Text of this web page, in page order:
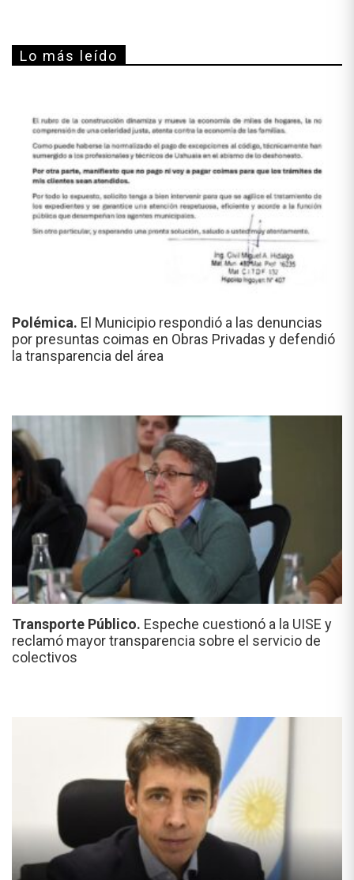
Lo más leído
Polémica. El Municipio respondió a las denuncias
por presuntas coimas en Obras Privadas y defendió
la transparencia del área
Transporte Público. Espeche cuestionó a la UISE y
reclamó mayor transparencia sobre el servicio de
colectivos